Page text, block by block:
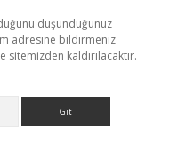
düşündüğünüz
adresine bildirmeniz
kaldırılacaktır.